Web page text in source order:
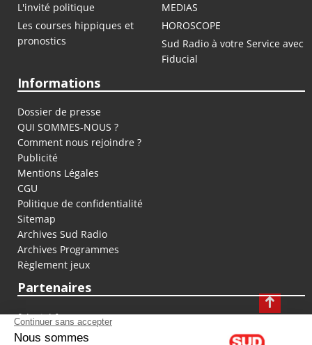
L'invité politique
MEDIAS
Les courses hippiques et
pronostics
HOROSCOPE
Sud Radio à votre Service avec
Fiducial
Informations
Dossier de presse
QUI SOMMES-NOUS ?
Comment nous rejoindre ?
Publicité
Mentions Légales
CGU
Politique de confidentialité
Sitemap
Archives Sud Radio
Archives Programmes
Règlement jeux
Partenaires
fiducial.fr
lyoncapitale.fr